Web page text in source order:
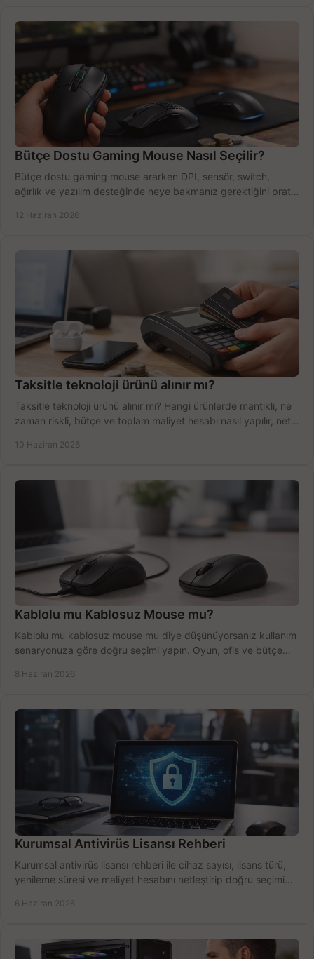
Bütçe Dostu Gaming Mouse Nasıl Seçilir?
Bütçe dostu gaming mouse ararken DPI, sensör, switch,
ağırlık ve yazılım desteğinde neye bakmanız gerektiğini pratik
12 Haziran 2026
Taksitle teknoloji ürünü alınır mı?
Taksitle teknoloji ürünü alınır mı? Hangi ürünlerde mantıklı, ne
zaman riskli, bütçe ve toplam maliyet hesabı nasıl yapılır, net
10 Haziran 2026
Kablolu mu Kablosuz Mouse mu?
Kablolu mu kablosuz mouse mu diye düşünüyorsanız kullanım
senaryonuza göre doğru seçimi yapın. Oyun, ofis ve bütçe
8 Haziran 2026
Kurumsal Antivirüs Lisansı Rehberi
Kurumsal antivirüs lisansı rehberi ile cihaz sayısı, lisans türü,
yenileme süresi ve maliyet hesabını netleştirip doğru seçimi
6 Haziran 2026